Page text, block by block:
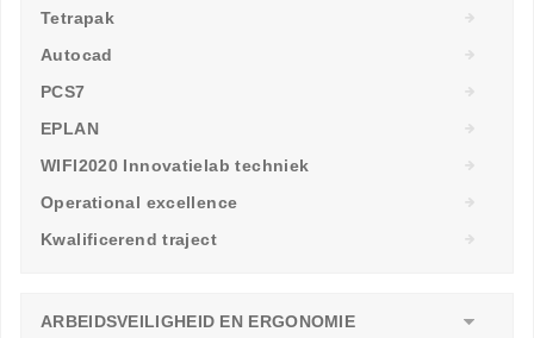
Tetrapak
Autocad
PCS7
EPLAN
WIFI2020 Innovatielab techniek
Operational excellence
Kwalificerend traject
ARBEIDSVEILIGHEID EN ERGONOMIE